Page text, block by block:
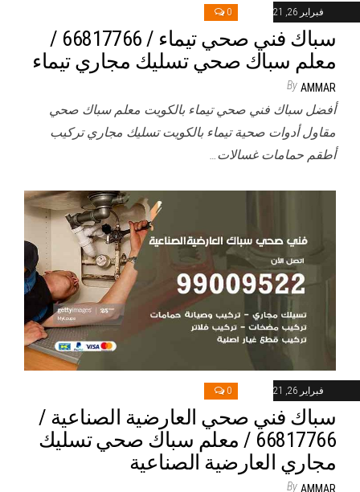
فبراير 26, 2021 0
سباك فني صحي تيماء / 66817766 /
معلم سباك صحي تسليك مجاري تيماء
By AMMAR
أفضل سباك فني صحي تيماء بالكويت معلم سباك صحي
مقاول أدوات صحية تيماء بالكويت تسليك مجاري تركيب
أطقم حمامات غسالات…
فبراير 26, 2021 0
سباك فني صحي العارضية الصناعية /
66817766 / معلم سباك صحي تسليك
مجاري العارضية الصناعية
By AMMAR